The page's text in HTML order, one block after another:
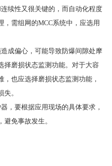
续性又很关键的，而自动化程度
，需组网的MCC系统中，应选用
成偏心，可能导致防爆间隙处摩
择磨损状态监测功能。对于大容
也应选择磨损状态监测功能，
。
，要根据应用现场的具体要求，
免事故发生。